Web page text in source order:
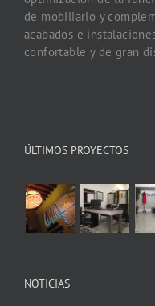
de mobiliario y
acabados e
confortable y de gran
ÚLTIMOS PROYECTOS
NOTICIAS